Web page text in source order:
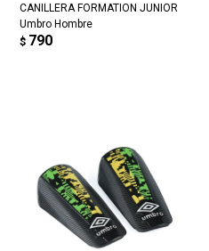
CANILLERA FORMATION JUNIOR
Umbro Hombre
$ 790